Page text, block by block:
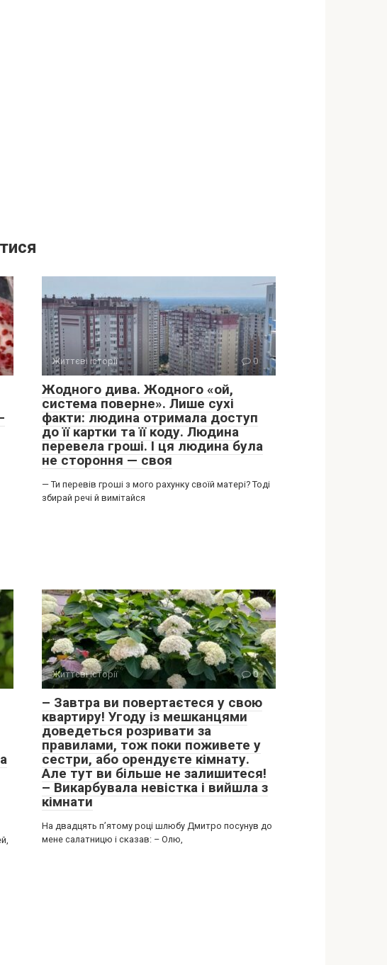
Життєві історії 0
Жодного дива. Жодного «ой,
система поверне». Лише сухі
факти: людина отримала доступ
до її картки та її коду. Людина
перевела гроші. І ця людина була
не стороння — своя
— Ти перевів гроші з мого рахунку своїй матері? Тоді
збирай речі й вимітайся
Життєві історії 0
– Завтра ви повертаєтеся у свою
квартиру! Угоду із мешканцями
доведеться розривати за
правилами, тож поки поживете у
сестри, або орендуєте кімнату.
Але тут ви більше не залишитеся!
– Викарбувала невістка і вийшла з
кімнати
На двадцять п’ятому році шлюбу Дмитро посунув до
мене салатницю і сказав: – Олю,